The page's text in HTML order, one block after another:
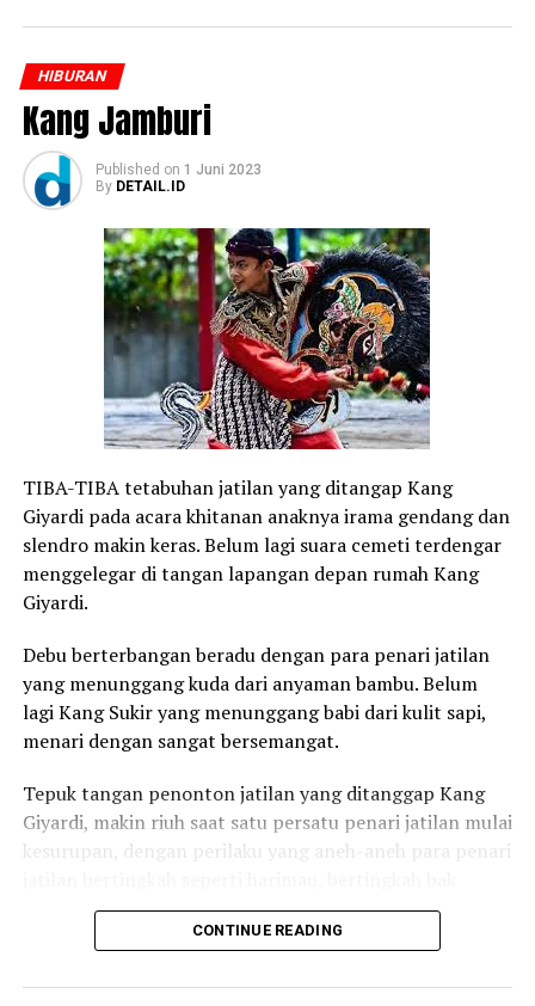
HIBURAN
Kang Jamburi
Published on 1 Juni 2023
By DETAIL.ID
TIBA-TIBA tetabuhan jatilan yang ditangap Kang
Giyardi pada acara khitanan anaknya irama gendang dan
slendro makin keras. Belum lagi suara cemeti terdengar
menggelegar di tangan lapangan depan rumah Kang
Giyardi.
Debu berterbangan beradu dengan para penari jatilan
yang menunggang kuda dari anyaman bambu. Belum
lagi Kang Sukir yang menunggang babi dari kulit sapi,
menari dengan sangat bersemangat.
Tepuk tangan penonton jatilan yang ditanggap Kang
Giyardi, makin riuh saat satu persatu penari jatilan mulai
kesurupan, dengan perilaku yang aneh-aneh para penari
wayang orang, namun gerakannya tetap serirama
dengan tetabuhan jatilan.
Mbah Darmo tiba-tiba keluar membawa dupa yang
CONTINUE READING